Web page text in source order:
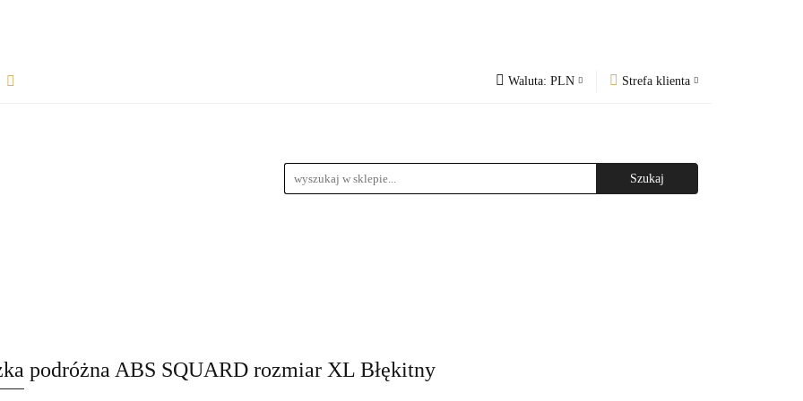
Waluta: PLN Strefa klienta
Dodaj zgłoszenie
Rozpocznij współpracę
podróżna ABS SQUARD rozmiar XL Błękitny